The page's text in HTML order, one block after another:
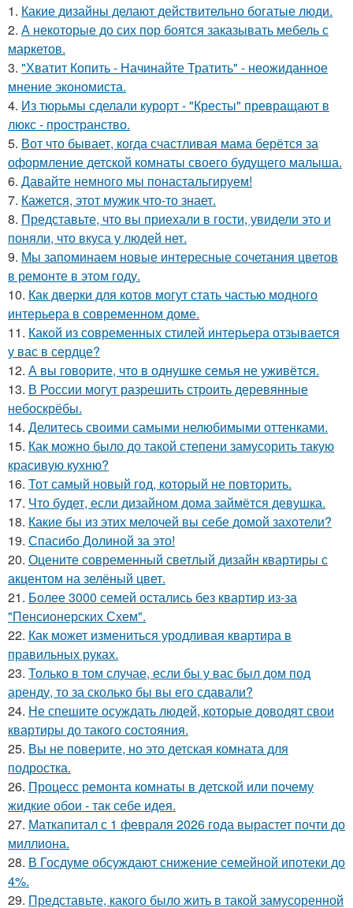
1. Какие дизайны делают действительно богатые люди.
2. А некоторые до сих пор боятся заказывать мебель с
маркетов.
3. "Хватит Копить - Начинайте Тратить" - неожиданное
мнение экономиста.
4. Из тюрьмы сделали курорт - "Кресты" превращают в
люкс - пространство.
5. Вот что бывает, когда счастливая мама берётся за
оформление детской комнаты своего будущего малыша.
6. Давайте немного мы понастальгируем!
7. Кажется, этот мужик что-то знает.
8. Представьте, что вы приехали в гости, увидели это и
поняли, что вкуса у людей нет.
9. Мы запоминаем новые интересные сочетания цветов
в ремонте в этом году.
10. Как дверки для котов могут стать частью модного
интерьера в современном доме.
11. Какой из современных стилей интерьера отзывается
у вас в сердце?
12. А вы говорите, что в однушке семья не уживётся.
13. В России могут разрешить строить деревянные
небоскрёбы.
14. Делитесь своими самыми нелюбимыми оттенками.
15. Как можно было до такой степени замусорить такую
красивую кухню?
16. Тот самый новый год, который не повторить.
17. Что будет, если дизайном дома займётся девушка.
18. Какие бы из этих мелочей вы себе домой захотели?
19. Спасибо Долиной за это!
20. Оцените современный светлый дизайн квартиры с
акцентом на зелёный цвет.
21. Более 3000 семей остались без квартир из-за
"Пенсионерских Схем".
22. Как может измениться уродливая квартира в
правильных руках.
23. Только в том случае, если бы у вас был дом под
аренду, то за сколько бы вы его сдавали?
24. Не спешите осуждать людей, которые доводят свои
квартиры до такого состояния.
25. Вы не поверите, но это детская комната для
подростка.
26. Процесс ремонта комнаты в детской или почему
жидкие обои - так себе идея.
27. Маткапитал с 1 февраля 2026 года вырастет почти до
миллиона.
28. В Госдуме обсуждают снижение семейной ипотеки до
4%.
29. Представьте, какого было жить в такой замусоренной